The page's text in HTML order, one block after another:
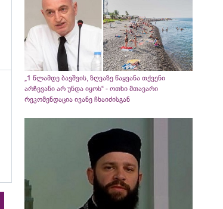
„1 წლამდე ბავშვის, ზღვაზე წაყვანა თქვენი
არჩევანი არ უნდა იყოს“ - ოთხი მთავარი
რეკომენდაცია ივანე ჩხაიძისგან